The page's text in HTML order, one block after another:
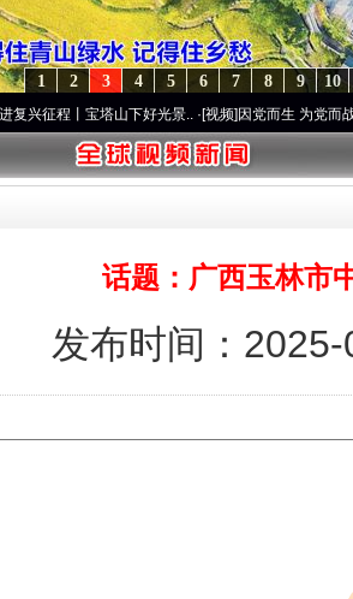
10
9
8
7
6
5
4
3
2
1
丨宝塔山下好光景..·[视频]因党而生 为党而战——百
话题：广西玉林市
发布时间：